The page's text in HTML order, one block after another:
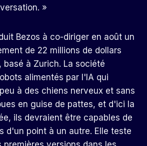
»
Bezos à co-diriger en août un
de 22 millions de dollars
basé à Zurich. La société
alimentés par l'IA qui
à des chiens nerveux et sans
en guise de pattes, et d'ici la
ils devraient être capables de
d'un point à un autre. Elle teste